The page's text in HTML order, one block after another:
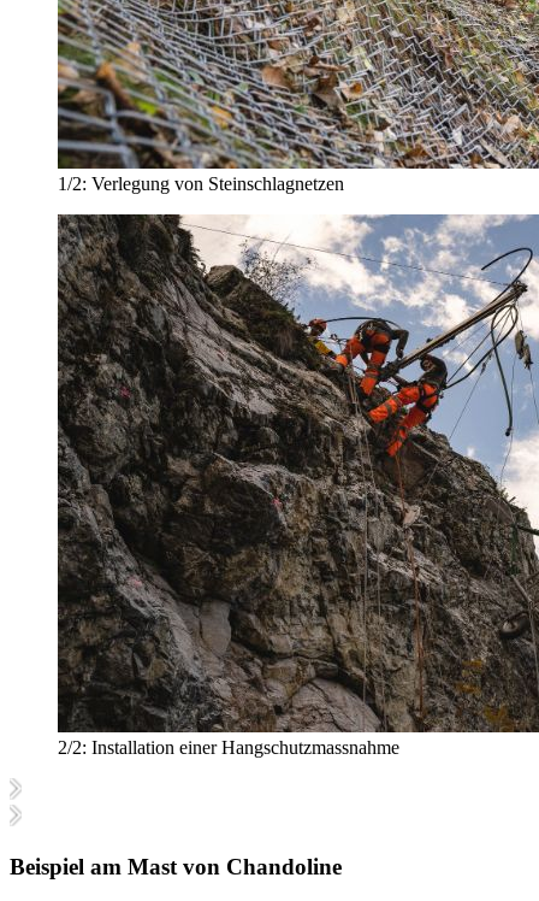
1/2: Verlegung von Steinschlagnetzen
2/2: Installation einer Hangschutzmassnahme
Beispiel am Mast von Chandoline